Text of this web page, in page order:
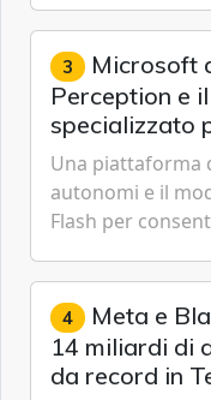
Cybersecurity.
3 Microsoft
Perception e
specializzato
Una piattaforma
autonomi e il
Flash per
gestione
4 Meta e
14 miliardi di
da record in